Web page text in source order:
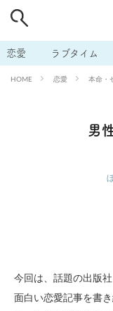
恋愛 ラブタイム
HOME 恋愛 本命・
男
今回は、話題の出版
面白い恋愛記事を書
# 出会う方法